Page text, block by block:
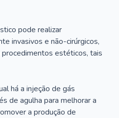
pode realizar
invasivos e não-cirúrgicos,
estéticos, tais
há a injeção de gás
de agulha para melhorar a
a produção de